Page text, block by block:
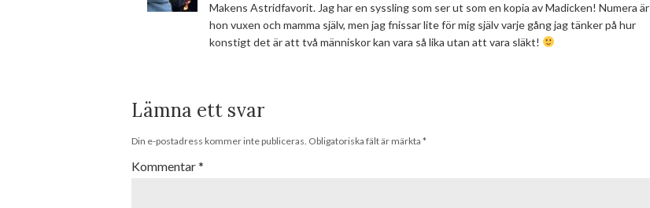
Makens Astridfavorit. Jag har en syssling som ser ut som en kopia av Madicken! Numera är
hon vuxen och mamma själv, men jag fnissar lite för mig själv varje gång jag tänker på hur
konstigt det är att två människor kan vara så lika utan att vara släkt!
Lämna ett svar
Din e-postadress kommer inte publiceras. Obligatoriska fält är märkta *
Kommentar*